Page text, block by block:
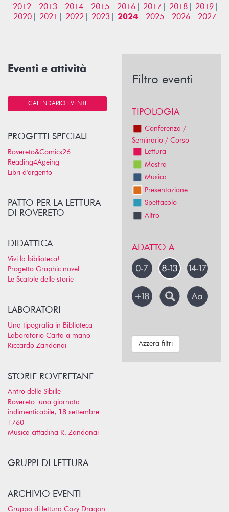
2012
2013 2014 2015 2016 2017 2018
2019
2020
2021 2022 2023 2024 2025 2026 2027
Eventi e attività
CALENDARIO EVENTI
PROGETTI SPECIALI
Rovereto&Comics26
Reading4Ageing
Libri d'argento
PATTO PER LA LETTURA
DI ROVERETO
DIDATTICA
Vivi la biblioteca!
Progetto Graphic novel
Le Scatole delle storie
LABORATORI
Una tipografia in Biblioteca
Laboratorio Carta a mano
Riccardo Zandonai
STORIE ROVERETANE
Antro delle Sibille
Rovereto: una giornata
indimenticabile, 18 settembre
1760
Musica cittadina R. Zandonai
GRUPPI DI LETTURA
ARCHIVIO EVENTI
Gruppo di lettura Cozy Dragon
Filtro eventi
TIPOLOGIA
Conferenza /
Seminario / Corso
Lettura
Mostra
Musica
Presentazione
Spettacolo
Altro
ADATTO A
Azzera filtri